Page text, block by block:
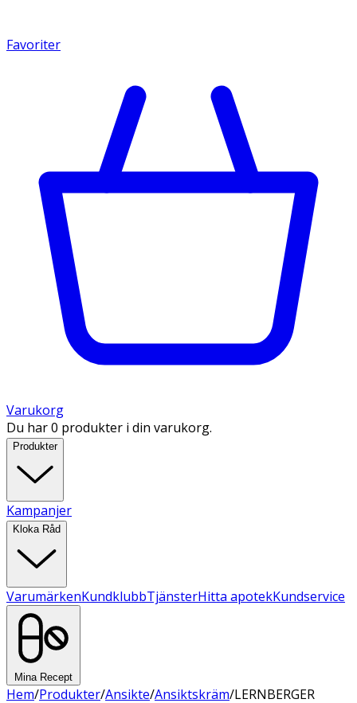
Favoriter
Varukorg
Du har 0 produkter i din varukorg.
Produkter
Kampanjer
Kloka Råd
VarumärkenKundklubbTjänsterHitta apotekKundservice
Mina Recept
Hem/Produkter/Ansikte/Ansiktskräm/LERNBERGER